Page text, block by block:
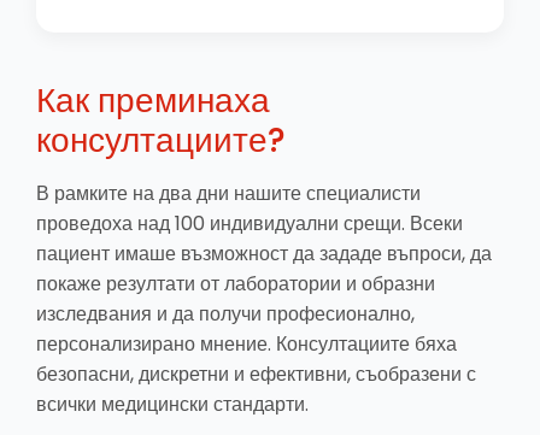
Как преминаха
консултациите?
В рамките на два дни нашите специалисти
проведоха над 100 индивидуални срещи. Всеки
пациент имаше възможност да зададе въпроси, да
покаже резултати от лаборатории и образни
изследвания и да получи професионално,
персонализирано мнение. Консултациите бяха
безопасни, дискретни и ефективни, съобразени с
всички медицински стандарти.